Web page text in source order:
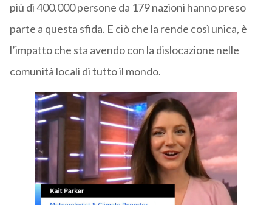
più di 400.000 persone da 179 nazioni hanno preso
parte a questa sfida. E ciò che la rende così unica, è
l’impatto che sta avendo con la dislocazione nelle
comunità locali di tutto il mondo.